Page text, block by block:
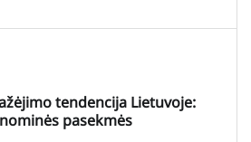
tendencija Lietuvoje:
pasekmės